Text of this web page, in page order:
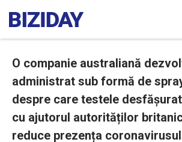
O companie australiană
administrat sub formă de
despre care testele
cu ajutorul autorităților
reduce prezența